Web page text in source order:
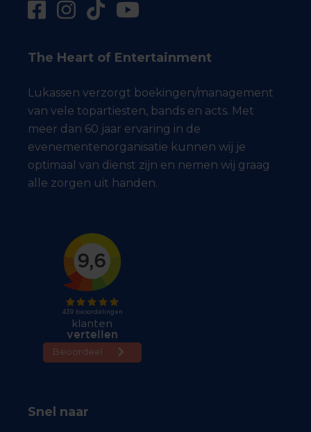
The Heart of Entertainment
Lukassen verzorgt boekingen/management
van vele topartiesten, bands en acts. Met
meer dan 60 jaar ervaring in de
evenementenorganisatie kunnen wij je
optimaal van dienst zijn en nemen wij graag
alle zorgen uit handen.
Snel naar